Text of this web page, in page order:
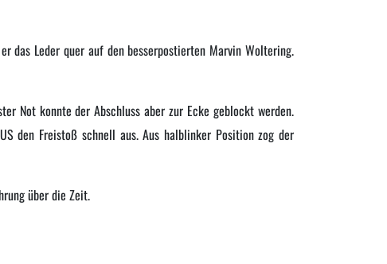
das Leder quer auf den besserpostierten Marvin Woltering.
Not konnte der Abschluss aber zur Ecke geblockt werden.
den Freistoß schnell aus. Aus halblinker Position zog der
über die Zeit.